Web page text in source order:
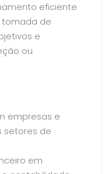
eficiente
tomada de
e
ou
empresas e
setores de
em